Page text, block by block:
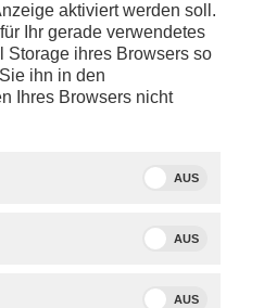
aktiviert werden soll.
Ihr gerade verwendetes
Storage ihres Browsers so
ihn in den
Ihres Browsers nicht
AUS
AUS
AUS